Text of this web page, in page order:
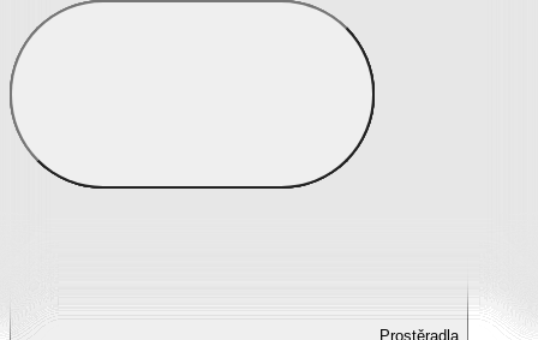
Prostěradla
Prostěradla